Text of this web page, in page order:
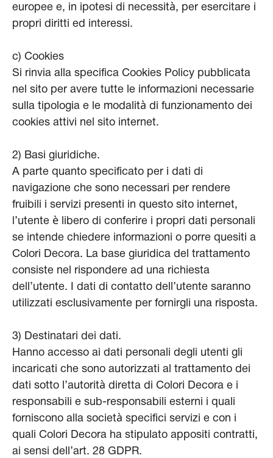
europee e, in ipotesi di necessità, per esercitare i
propri diritti ed interessi.
c) Cookies
Si rinvia alla specifica Cookies Policy pubblicata
nel sito per avere tutte le informazioni necessarie
sulla tipologia e le modalità di funzionamento dei
cookies attivi nel sito internet.
2) Basi giuridiche.
A parte quanto specificato per i dati di
navigazione che sono necessari per rendere
fruibili i servizi presenti in questo sito internet,
l’utente è libero di conferire i propri dati personali
se intende chiedere informazioni o porre quesiti a
Colori Decora. La base giuridica del trattamento
consiste nel rispondere ad una richiesta
dell’utente. I dati di contatto dell’utente saranno
utilizzati esclusivamente per fornirgli una risposta.
3) Destinatari dei dati.
Hanno accesso ai dati personali degli utenti gli
incaricati che sono autorizzati al trattamento dei
dati sotto l’autorità diretta di Colori Decora e i
responsabili e sub-responsabili esterni i quali
forniscono alla società specifici servizi e con i
quali Colori Decora ha stipulato appositi contratti,
ai sensi dell’art. 28 GDPR.